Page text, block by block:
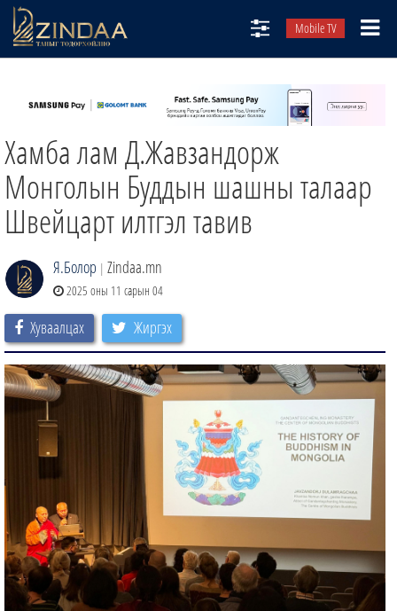
Mobile TV
ТВ8
ӨГЛӨӨНИЙ СОНИН
АУДИО ЗОХИОЛ
ЗИНДАА СЭТГҮҮЛ
Хамба лам Д.Жавзандорж
Монголын Буддын шашны талаар
Швейцарт илтгэл тавив
Я.Болор | Zindaa.mn
2025 оны 11 сарын 04
Хуваалцах Жиргэх